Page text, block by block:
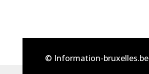
© Information-bruxelles.be